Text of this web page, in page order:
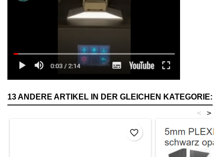
13 ANDERE ARTIKEL IN DER GLEICHEN KATEGORIE:
>
<
favorite_border